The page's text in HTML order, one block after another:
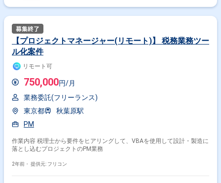
【プロジェクトマネージャー(リモート)】 税務業務ツー
ル化案件
リモート可
750,000円/月
業務委託(フリーランス)
東京都
秋葉原駅
PM
作業内容 税理士から要件をヒアリングして、VBAを使用して設計・製造に
落とし込むプロジェクトのPM業務
2年前・ 提供元: フリコン